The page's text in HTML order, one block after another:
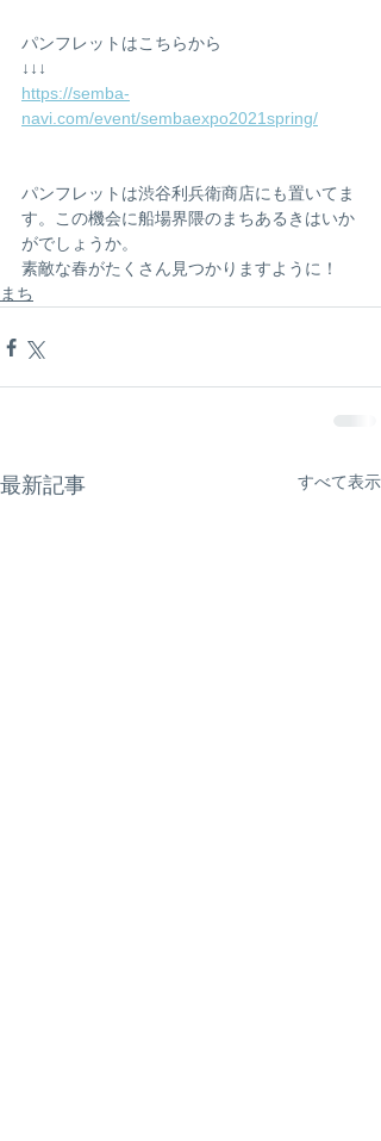
パンフレットはこちらから
↓↓↓
https://semba-
navi.com/event/sembaexpo2021spring/
パンフレットは渋谷利兵衛商店にも置いてま
す。この機会に船場界隈のまちあるきはいか
がでしょうか。
素敵な春がたくさん見つかりますように！
まち
最新記事 すべて表示